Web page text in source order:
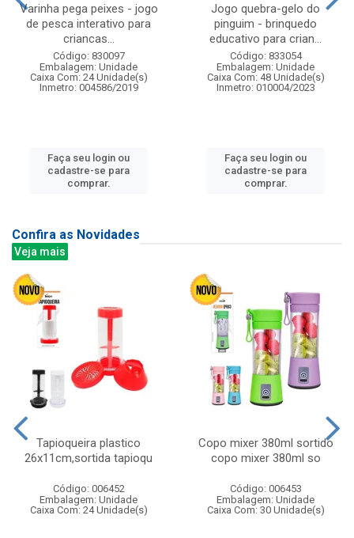
Varinha pega peixes - jogo
de pesca interativo para
criancas...
Código: 830097
Embalagem: Unidade
Caixa Com: 24 Unidade(s)
Inmetro: 004586/2019
Faça seu login ou
cadastre-se para
comprar.
Jogo quebra-gelo do
pinguim - brinquedo
educativo para crian...
Código: 833054
Embalagem: Unidade
Caixa Com: 48 Unidade(s)
Inmetro: 010004/2023
Faça seu login ou
cadastre-se para
comprar.
Confira as Novidades
Veja mais
Tapioqueira plastico
26x11cm,sortida tapioqu
Código: 006452
Embalagem: Unidade
Caixa Com: 24 Unidade(s)
Copo mixer 380ml sortido
copo mixer 380ml so
Código: 006453
Embalagem: Unidade
Caixa Com: 30 Unidade(s)